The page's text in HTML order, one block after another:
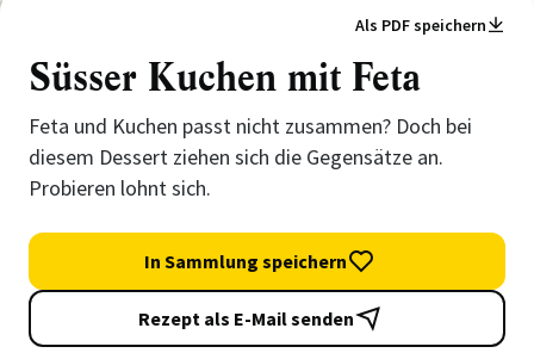
Als PDF speichern
Süsser Kuchen mit Feta
Feta und Kuchen passt nicht zusammen? Doch bei
diesem Dessert ziehen sich die Gegensätze an.
Probieren lohnt sich.
In Sammlung speichern
Rezept als E-Mail senden